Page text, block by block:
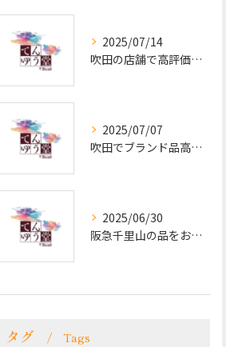
2025/07/14
吹田の店舗で高評価！クチコミが語る貴金属とブランド品買取の魅力
2025/07/07
吹田でブランド品高価買取！電話で簡単相談
2025/06/30
阪急千里山の品をお探しなら！ブランド品・貴金属を高価買取で手放すチャンス!
タグ Tags